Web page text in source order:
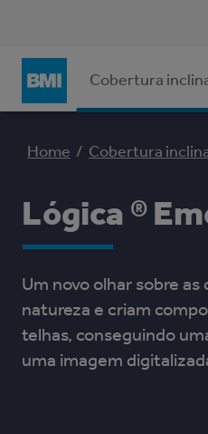
Cobertura
Home / Cobertura
Lógica ®
Um novo olhar sobre
natureza e criam
telhas, conseguindo
uma imagem